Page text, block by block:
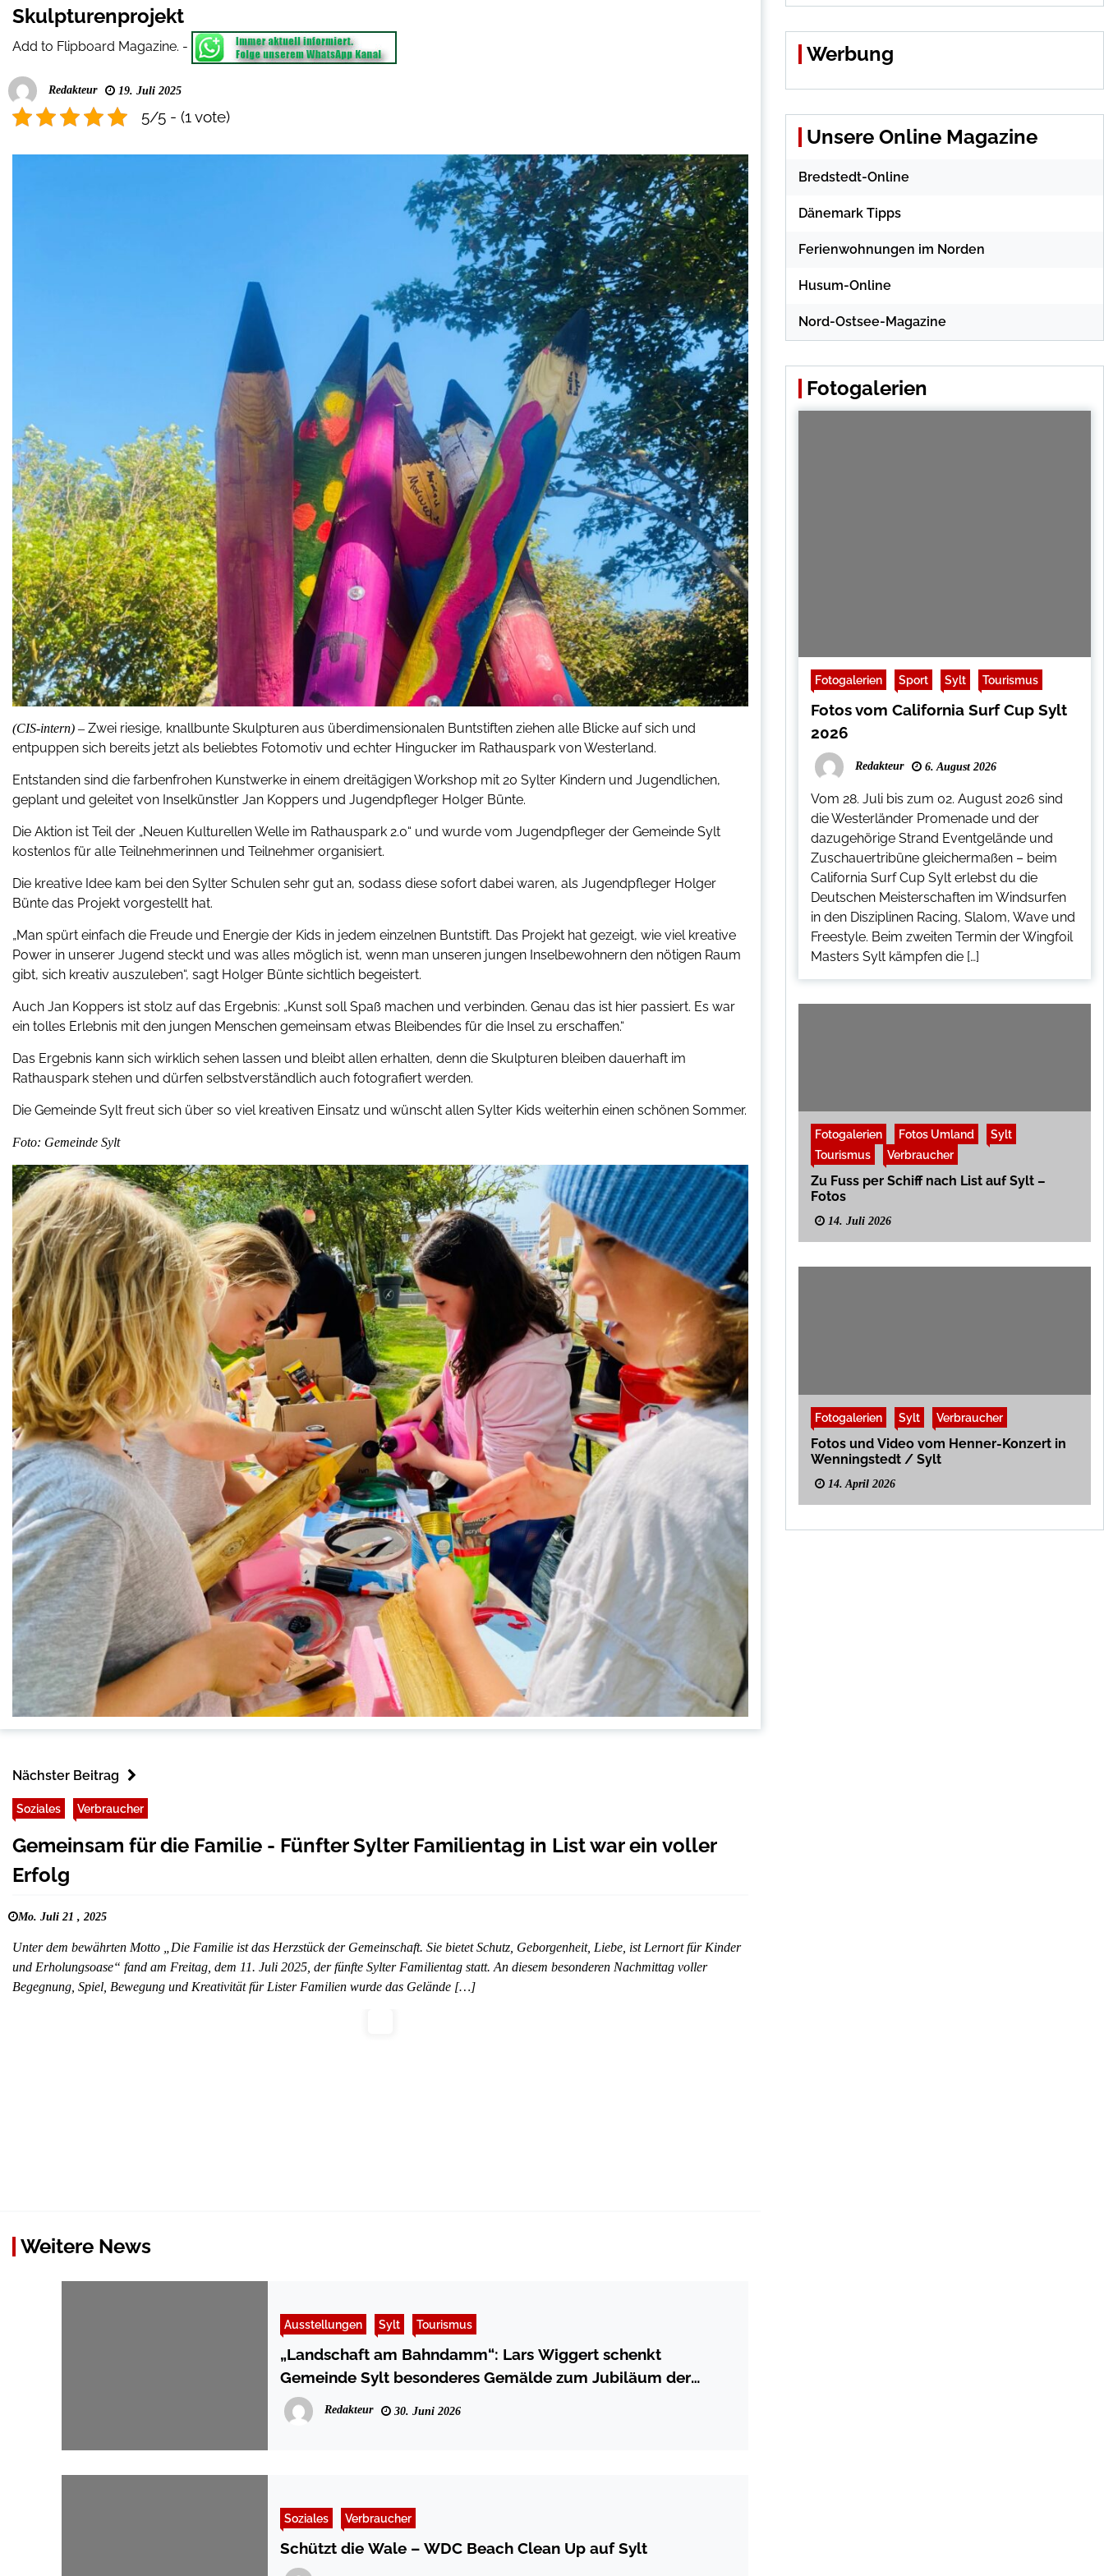
Skulpturenprojekt
Add to Flipboard Magazine. -
Redakteur 19. Juli 2025
5/5 - (1 vote)
(CIS-intern) – Zwei riesige, knallbunte Skulpturen aus überdimensionalen Buntstiften ziehen alle Blicke auf sich und
entpuppen sich bereits jetzt als beliebtes Fotomotiv und echter Hingucker im Rathauspark von Westerland.
Entstanden sind die farbenfrohen Kunstwerke in einem dreitägigen Workshop mit 20 Sylter Kindern und Jugendlichen,
geplant und geleitet von Inselkünstler Jan Koppers und Jugendpfleger Holger Bünte.
Die Aktion ist Teil der „Neuen Kulturellen Welle im Rathauspark 2.0“ und wurde vom Jugendpfleger der Gemeinde Sylt
kostenlos für alle Teilnehmerinnen und Teilnehmer organisiert.
Die kreative Idee kam bei den Sylter Schulen sehr gut an, sodass diese sofort dabei waren, als Jugendpfleger Holger
Bünte das Projekt vorgestellt hat.
„Man spürt einfach die Freude und Energie der Kids in jedem einzelnen Buntstift. Das Projekt hat gezeigt, wie viel kreative
Power in unserer Jugend steckt und was alles möglich ist, wenn man unseren jungen Inselbewohnern den nötigen Raum
gibt, sich kreativ auszuleben“, sagt Holger Bünte sichtlich begeistert.
Auch Jan Koppers ist stolz auf das Ergebnis: „Kunst soll Spaß machen und verbinden. Genau das ist hier passiert. Es war
ein tolles Erlebnis mit den jungen Menschen gemeinsam etwas Bleibendes für die Insel zu erschaffen.“
Das Ergebnis kann sich wirklich sehen lassen und bleibt allen erhalten, denn die Skulpturen bleiben dauerhaft im
Rathauspark stehen und dürfen selbstverständlich auch fotografiert werden.
Die Gemeinde Sylt freut sich über so viel kreativen Einsatz und wünscht allen Sylter Kids weiterhin einen schönen Sommer.
Foto: Gemeinde Sylt
Nächster Beitrag
Soziales Verbraucher
Gemeinsam für die Familie - Fünfter Sylter Familientag in List war ein voller
Erfolg
Mo. Juli 21 , 2025
Unter dem bewährten Motto „Die Familie ist das Herzstück der Gemeinschaft. Sie bietet Schutz, Geborgenheit, Liebe, ist Lernort für Kinder
und Erholungsoase“ fand am Freitag, dem 11. Juli 2025, der fünfte Sylter Familientag statt. An diesem besonderen Nachmittag voller
Begegnung, Spiel, Bewegung und Kreativität für Lister Familien wurde das Gelände […]
Weitere News
Ausstellungen Sylt Tourismus
„Landschaft am Bahndamm“: Lars Wiggert schenkt
Gemeinde Sylt besonderes Gemälde zum Jubiläum der
Bahnverbindung
Redakteur 30. Juni 2026
Soziales Verbraucher
Schützt die Wale – WDC Beach Clean Up auf Sylt
Werbung
Unsere Online Magazine
Bredstedt-Online
Dänemark Tipps
Ferienwohnungen im Norden
Husum-Online
Nord-Ostsee-Magazine
Fotogalerien
Fotogalerien Sport Sylt Tourismus
Fotos vom California Surf Cup Sylt
2026
Redakteur 6. August 2026
Vom 28. Juli bis zum 02. August 2026 sind
die Westerländer Promenade und der
dazugehörige Strand Eventgelände und
Zuschauertribüne gleichermaßen – beim
California Surf Cup Sylt erlebst du die
Deutschen Meisterschaften im Windsurfen
in den Disziplinen Racing, Slalom, Wave und
Freestyle. Beim zweiten Termin der Wingfoil
Masters Sylt kämpfen die […]
Fotogalerien Fotos Umland
Sylt
Tourismus
Verbraucher
Zu Fuss per Schiff nach List auf Sylt –
Fotos
14. Juli 2026
Fotogalerien Sylt Verbraucher
Fotos und Video vom Henner-Konzert in
Wenningstedt / Sylt
14. April 2026